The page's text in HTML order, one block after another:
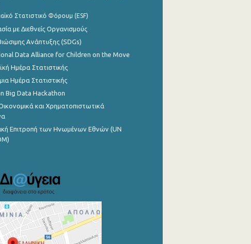
Στατιστικό Φόρουμ (ESF)
με Διεθνείς Οργανισμούς
Ανάπτυξης (SDGs)
Data Alliance for Children on the Move
Ημέρα Στατιστικής
Ημέρα Στατιστικής
Big Data Hackathon
και Χρηματοπιστωτικά
Επιτροπή των Ηνωμένων Εθνών (UN